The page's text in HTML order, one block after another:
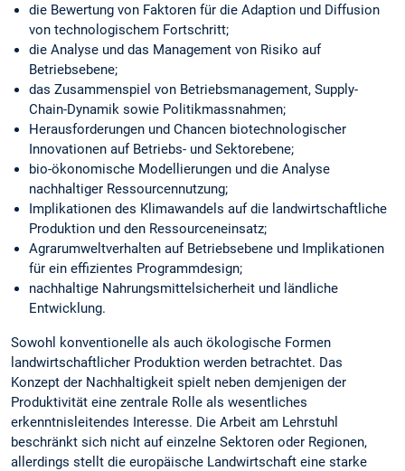
die Bewertung von Faktoren für die Adaption und Diffusion
von technologischem Fortschritt;
die Analyse und das Management von Risiko auf
Betriebsebene;
das Zusammenspiel von Betriebsmanagement, Supply-
Chain-Dynamik sowie Politikmassnahmen;
Herausforderungen und Chancen biotechnologischer
Innovationen auf Betriebs- und Sektorebene;
bio-ökonomische Modellierungen und die Analyse
nachhaltiger Ressourcennutzung;
Implikationen des Klimawandels auf die landwirtschaftliche
Produktion und den Ressourceneinsatz;
Agrarumweltverhalten auf Betriebsebene und Implikationen
für ein effizientes Programmdesign;
nachhaltige Nahrungsmittelsicherheit und ländliche
Entwicklung.
Sowohl konventionelle als auch ökologische Formen
landwirtschaftlicher Produktion werden betrachtet. Das
Konzept der Nachhaltigkeit spielt neben demjenigen der
Produktivität eine zentrale Rolle als wesentliches
erkenntnisleitendes Interesse. Die Arbeit am Lehrstuhl
beschränkt sich nicht auf einzelne Sektoren oder Regionen,
allerdings stellt die europäische Landwirtschaft eine starke